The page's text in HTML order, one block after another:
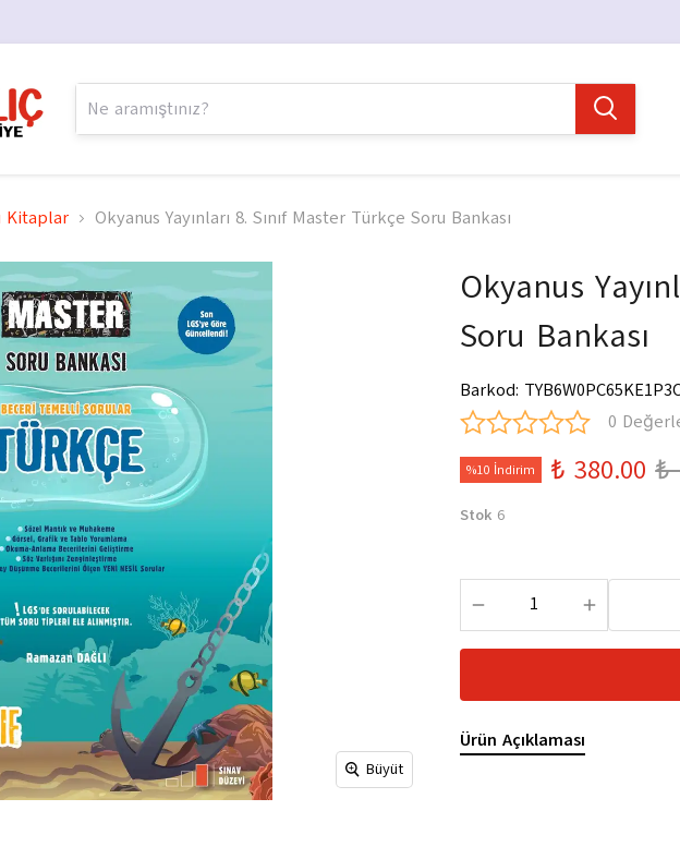
Kitaplar Okyanus Yayınları 8. Sınıf Master Türkçe Soru Bankası
Büyüt
Okyanus
Soru Bankası
Barkod:
0
%10 İndirim ₺ 380.00 ₺
Stok 6
Ürün Açıklaması